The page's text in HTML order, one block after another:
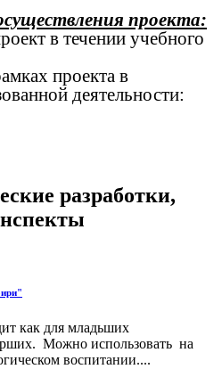
проекта:
в течении учебного
проекта в
деятельности:
разработки,
как для младьших
Можно использовать на
воспитании....